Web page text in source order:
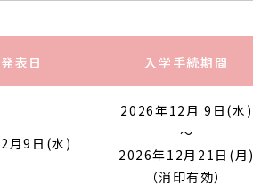
表日 入学手続期間
月9日(水)
2026年12月 9日(水)
～
2026年12月21日(月)
（消印有効）